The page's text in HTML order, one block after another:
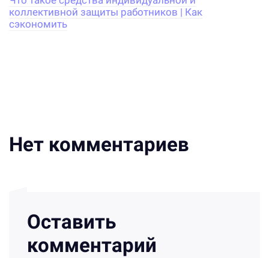
коллективной защиты работников | Как
сэкономить
Нет комментариев
Оставить
комментарий